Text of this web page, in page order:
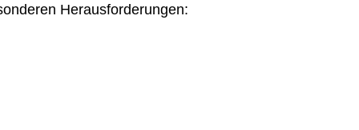
Herausforderungen: